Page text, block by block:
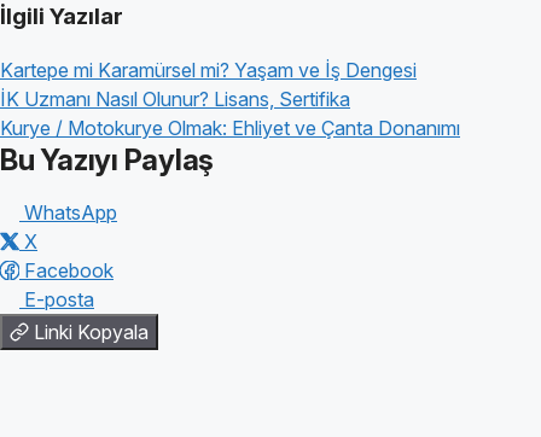
İlgili Yazılar
Kartepe mi Karamürsel mi? Yaşam ve İş Dengesi
İK Uzmanı Nasıl Olunur? Lisans, Sertifika
Kurye / Motokurye Olmak: Ehliyet ve Çanta Donanımı
Bu Yazıyı Paylaş
WhatsApp
X
Facebook
E-posta
Linki Kopyala